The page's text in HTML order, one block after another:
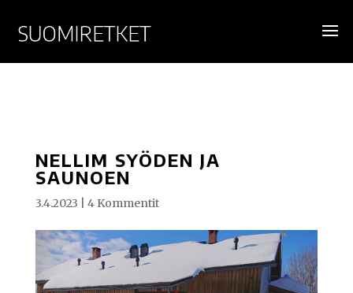
NELLIM SYÖDEN JA
SAUNOEN
3.4.2023 4 Kommentit